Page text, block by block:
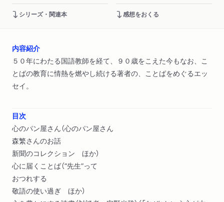
シリーズ・関連本 感想をおくる
内容紹介
５０年にわたる国語教師を経て、９０歳をこえた今もなお、こ
とばの教育に情熱を燃やし続ける著者の、ことばをめぐるエッ
セイ。
目次
心のパン屋さん（心のパン屋さん
森繁さんのお話
新聞のコレクション ほか）
心に届くことば（“先生”って
おつれする
敬語の使い過ぎ ほか）